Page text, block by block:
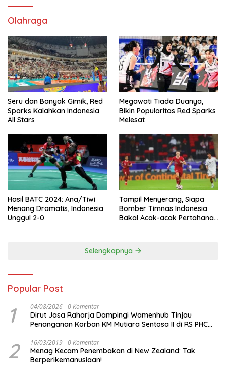
Olahraga
Seru dan Banyak Gimik, Red
Sparks Kalahkan Indonesia
All Stars
Megawati Tiada Duanya,
Bikin Popularitas Red Sparks
Melesat
Hasil BATC 2024: Ana/Tiwi
Menang Dramatis, Indonesia
Unggul 2-0
Tampil Menyerang, Siapa
Bomber Timnas Indonesia
Bakal Acak-acak Pertahanan
Selengkapnya
Popular Post
1 04/08/2026 0 Komentar
Dirut Jasa Raharja Dampingi Wamenhub Tinjau
Penanganan Korban KM Mutiara Sentosa II di RS PHC
2 16/03/2019 0 Komentar
Menag Kecam Penembakan di New Zealand: Tak
Berperikemanusiaan!